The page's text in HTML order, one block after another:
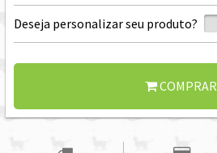
Deseja personalizar seu produto?
COMPRAR